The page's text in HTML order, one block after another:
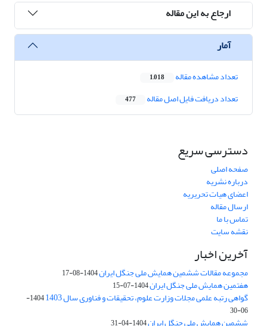
ارجاع به این مقاله
آمار
تعداد مشاهده مقاله 1,018
تعداد دریافت فایل اصل مقاله 477
دسترسی سریع
صفحه اصلی
درباره نشریه
اعضای هیات تحریریه
ارسال مقاله
تماس با ما
نقشه سایت
آخرین اخبار
مجموعه مقالات ششمین همایش ملی جنگل ایران1404-08-17
هفتمین همایش ملی جنگل ایران1404-07-15
گواهی رتبه علمی مجلات وزارت علوم، تحقیقات و فناوری سال 1403
1404-
06-30